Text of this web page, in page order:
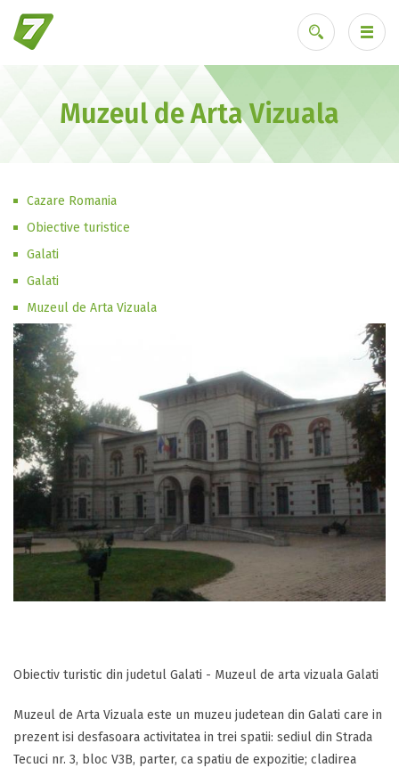
Ai uitat parola?
Muzeul de Arta Vizuala
Cazare Romania
Obiective turistice
Galati
Galati
Muzeul de Arta Vizuala
Obiectiv turistic din judetul Galati - Muzeul de arta vizuala Galati
Muzeul de Arta Vizuala este un muzeu judetean din Galati care in
prezent isi desfasoara activitatea in trei spatii: sediul din Strada
Tecuci nr. 3, bloc V3B, parter, ca spatiu de expozitie; cladirea